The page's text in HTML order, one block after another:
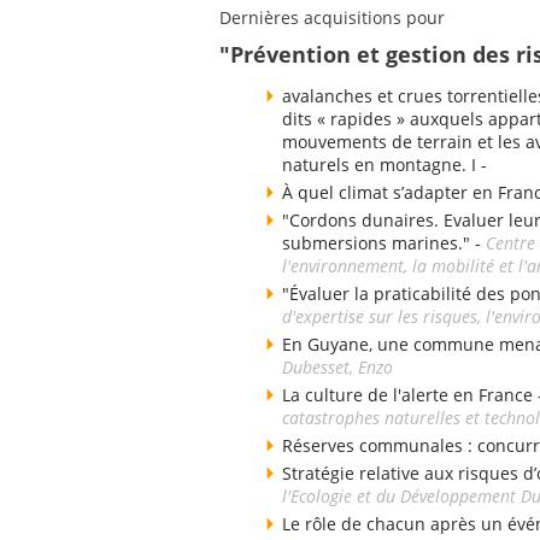
Dernières acquisitions pour
"Prévention et gestion des
avalanches et crues
dits « rapides » auxquels
mouvements de terrain et les
naturels en montagne. I -
À quel climat s’adapter en
"Cordons dunaires. Evaluer
submersions marines." -
l'environnement, la mobilité et
"Évaluer la praticabilité des
d'expertise sur les risques,
En Guyane, une commune
Dubesset, Enzo
La culture de l'alerte en
catastrophes naturelles et
Réserves communales :
Stratégie relative aux risques
l'Ecologie et du Développement
Le rôle de chacun après un